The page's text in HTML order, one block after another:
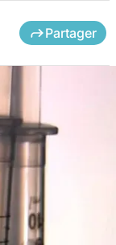
Partager